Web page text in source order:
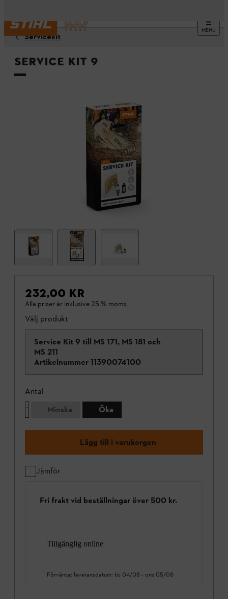
MENU
Servicekit
Service Kit 9
232,00 KR
Alla priser är inklusive 25 % moms.
Välj produkt
Service Kit 9 till MS 171, MS 181 och
MS 211
Artikelnummer 11390074100
Antal
Minska
Öka
Lägg till i varukorgen
Jämför
Fri frakt vid beställningar över 500 kr.
Tillgänglig online
Förväntat leveransdatum: tis 04/08 - ons 05/08